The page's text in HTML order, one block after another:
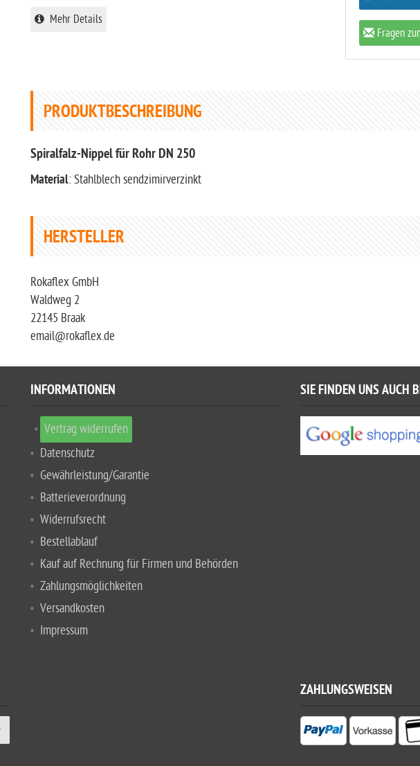
Fragen
Mehr Details
PRODUKTBESCHREIBUNG
Spiralfalz-Nippel für Rohr DN 250
Material: Stahlblech sendzimirverzinkt
HERSTELLER
Rokaflex GmbH
Waldweg 2
22145 Braak
email@rokaflex.de
INFORMATIONEN
Vertrag widerrufen
Datenschutz
Gewährleistung/Garantie
Batterieverordnung
Widerrufsrecht
Bestellablauf
Kauf auf Rechnung für Firmen und Behörden
Zahlungsmöglichkeiten
Versandkosten
Impressum
SIE FINDEN UNS AUCH
ZAHLUNGSWEISEN